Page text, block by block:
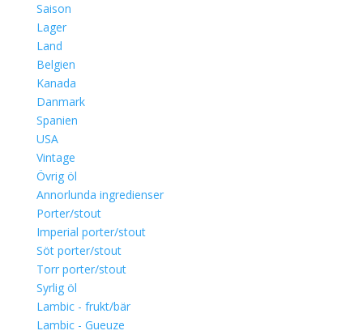
Saison
Lager
Land
Belgien
Kanada
Danmark
Spanien
USA
Vintage
Övrig öl
Annorlunda ingredienser
Porter/stout
Imperial porter/stout
Söt porter/stout
Torr porter/stout
Syrlig öl
Lambic - frukt/bär
Lambic - Gueuze